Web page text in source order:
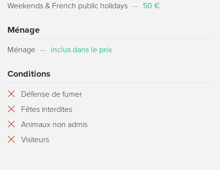
Weekends & French public holidays — 50 €
Ménage
Ménage — inclus dans le prix
Conditions
Défense de fumer
Fêtes interdites
Animaux non admis
Visiteurs